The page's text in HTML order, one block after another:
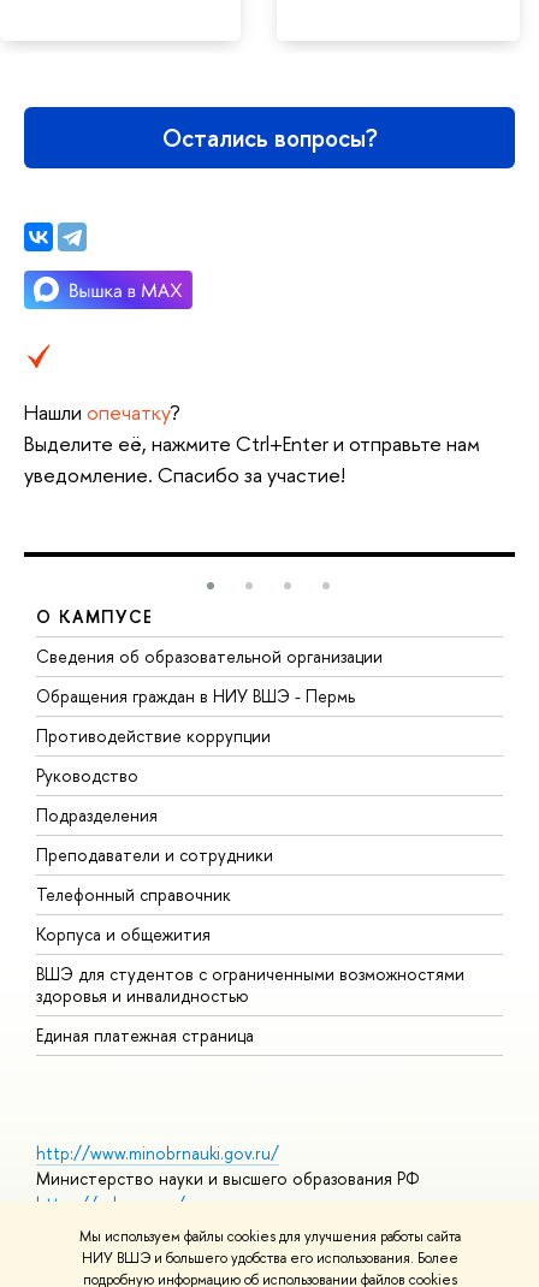
Мы используем файлы cookies для улучшения работы сайта
НИУ ВШЭ и большего удобства его использования. Более
подробную информацию об использовании файлов cookies
Остались вопросы?
Нашли опечатку?
Выделите её, нажмите Ctrl+Enter и отправьте нам
уведомление. Спасибо за участие!
О КАМПУСЕ
Сведения об образовательной организации
Обращения граждан в НИУ ВШЭ - Пермь
Противодействие коррупции
Руководство
Подразделения
Преподаватели и сотрудники
Телефонный справочник
Корпуса и общежития
ВШЭ для студентов с ограниченными возможностями
здоровья и инвалидностью
Единая платежная страница
http://www.minobrnauki.gov.ru/
Министерство науки и высшего образования РФ
https://edu.gov.ru/
Министерство просвещения РФ
https://elearning.hse.ru/mooc
Массовые открытые онлайн-курсы